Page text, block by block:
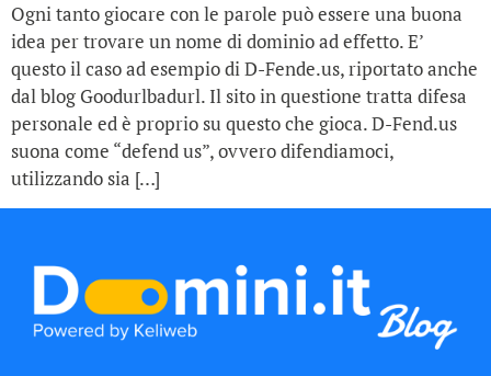
Ogni tanto giocare con le parole può essere una buona
idea per trovare un nome di dominio ad effetto. E’
questo il caso ad esempio di D-Fende.us, riportato anche
dal blog Goodurlbadurl. Il sito in questione tratta difesa
personale ed è proprio su questo che gioca. D-Fend.us
suona come “defend us”, ovvero difendiamoci,
utilizzando sia […]